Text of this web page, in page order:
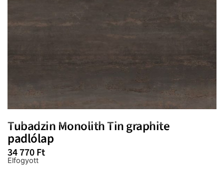
Tubadzin Monolith Tin graphite
padlólap
34 770Ft
Elfogyott